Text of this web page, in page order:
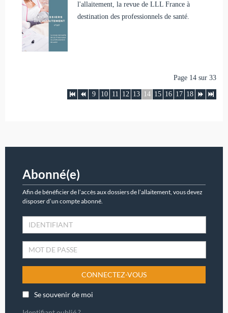
l'allaitement, la revue de LLL France à
destination des professionnels de santé.
Page 14 sur 33
9 10 11 12 13 14 15 16 17 18
Abonné(e)
Afin de bénéficier de l’accès aux dossiers de l’allaitement, vous devez
disposer d’un compte abonné.
CONNECTEZ-VOUS
Se souvenir de moi